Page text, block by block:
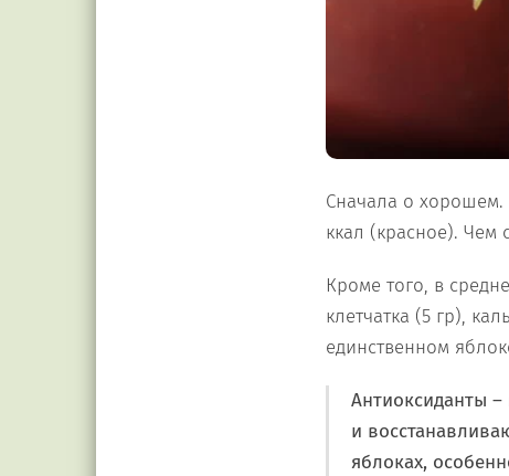
Сначала о хорошем.
ккал (красное). Чем
Кроме того, в
клетчатка (5 гр),
единственном
Антиоксиданты –
и
яблоках,